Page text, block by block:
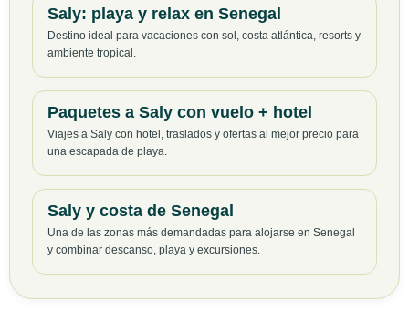
Saly: playa y relax en Senegal
Destino ideal para vacaciones con sol, costa atlántica, resorts y
ambiente tropical.
Paquetes a Saly con vuelo + hotel
Viajes a Saly con hotel, traslados y ofertas al mejor precio para
una escapada de playa.
Saly y costa de Senegal
Una de las zonas más demandadas para alojarse en Senegal
y combinar descanso, playa y excursiones.